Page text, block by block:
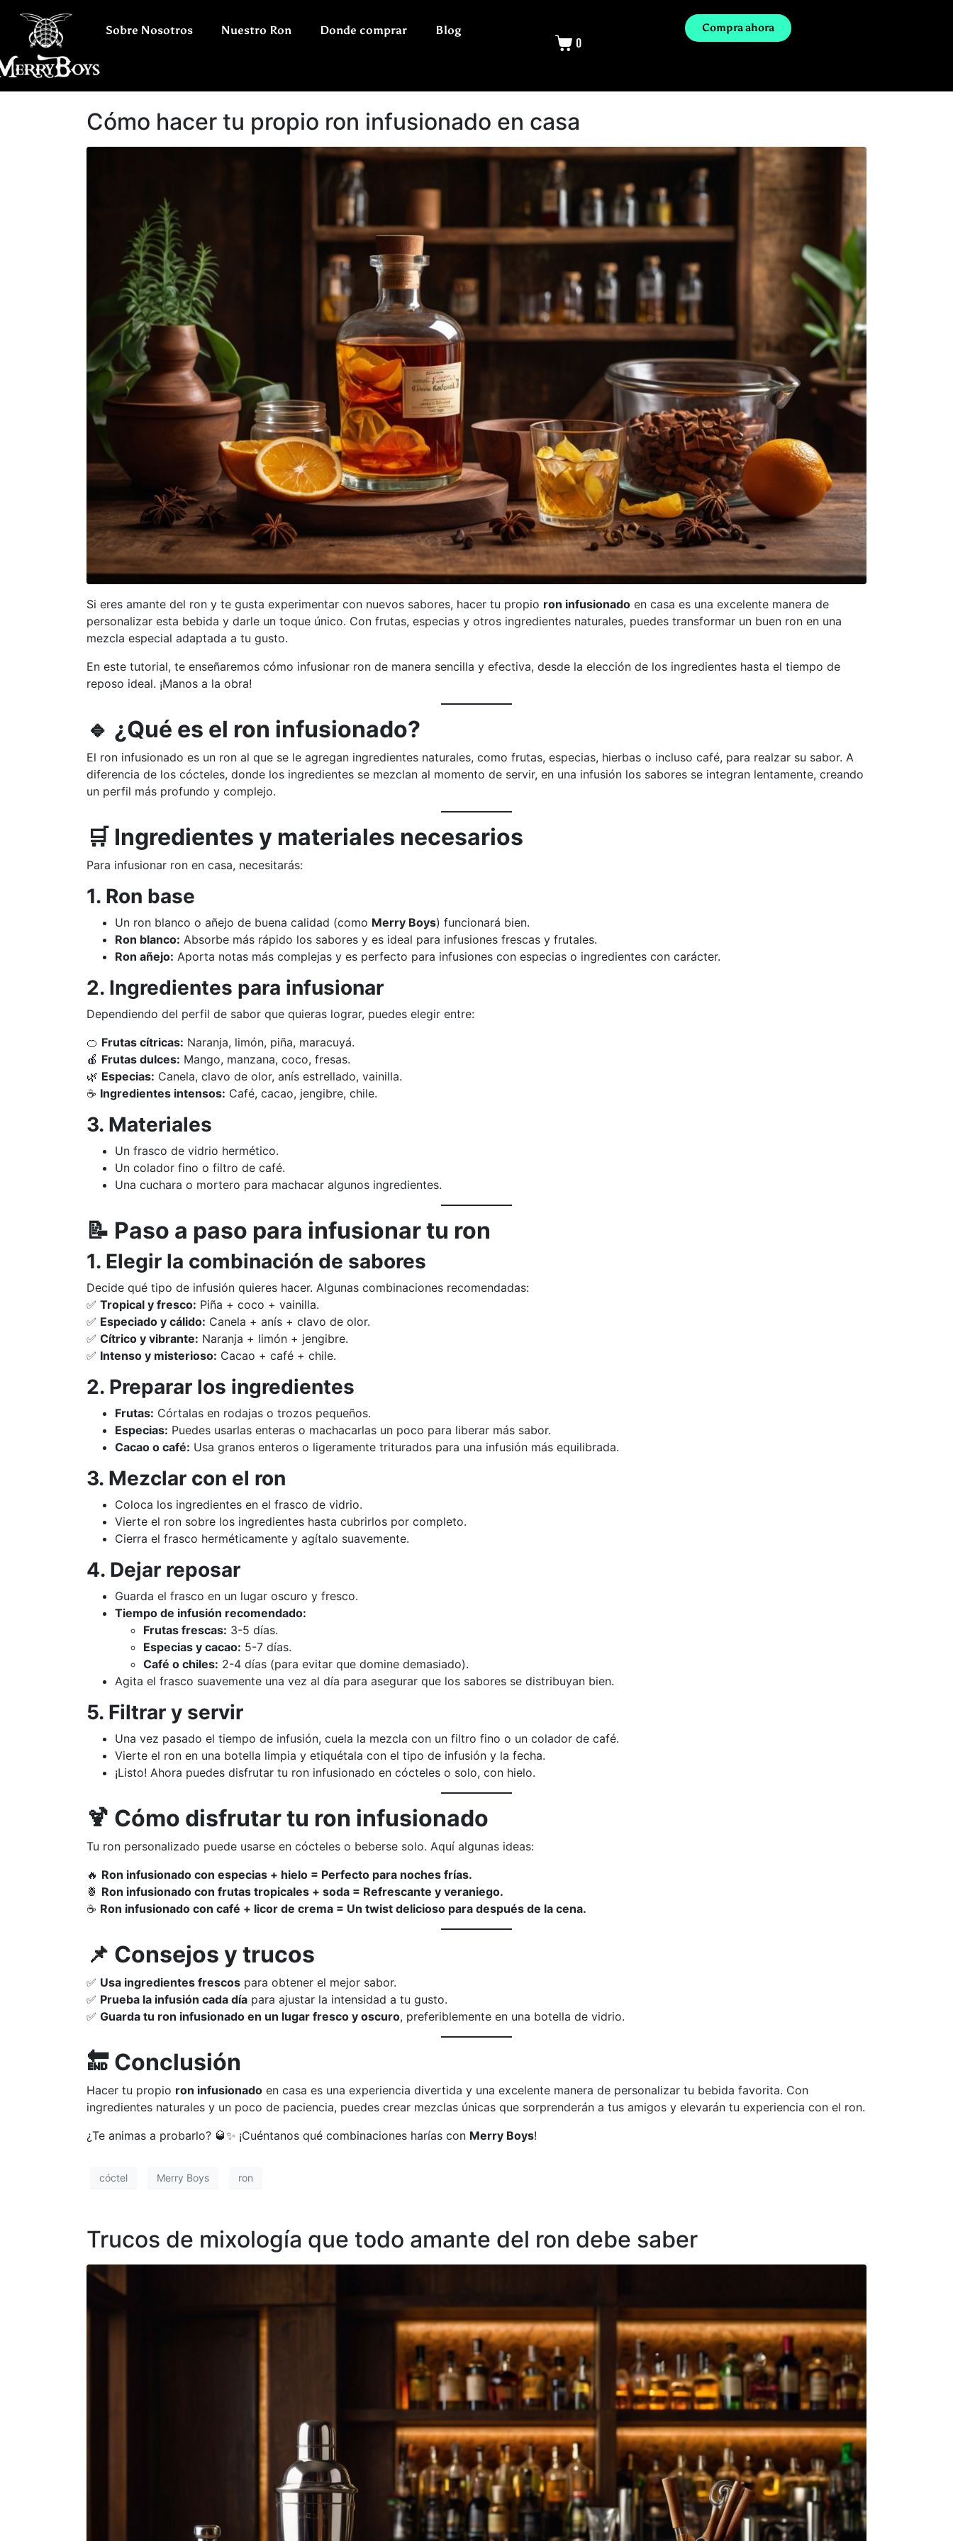
Sobre Nosotros Nuestro Ron Donde comprar Blog
0
Compra ahora
Cómo hacer tu propio ron infusionado en casa
Si eres amante del ron y te gusta experimentar con nuevos sabores, hacer tu propio ron infusionado en casa es una excelente manera de
personalizar esta bebida y darle un toque único. Con frutas, especias y otros ingredientes naturales, puedes transformar un buen ron en una
mezcla especial adaptada a tu gusto.
En este tutorial, te enseñaremos cómo infusionar ron de manera sencilla y efectiva, desde la elección de los ingredientes hasta el tiempo de
reposo ideal. ¡Manos a la obra!
🔹 ¿Qué es el ron infusionado?
El ron infusionado es un ron al que se le agregan ingredientes naturales, como frutas, especias, hierbas o incluso café, para realzar su sabor. A
diferencia de los cócteles, donde los ingredientes se mezclan al momento de servir, en una infusión los sabores se integran lentamente, creando
un perfil más profundo y complejo.
🛒 Ingredientes y materiales necesarios
Para infusionar ron en casa, necesitarás:
1. Ron base
Un ron blanco o añejo de buena calidad (como Merry Boys) funcionará bien.
Ron blanco: Absorbe más rápido los sabores y es ideal para infusiones frescas y frutales.
Ron añejo: Aporta notas más complejas y es perfecto para infusiones con especias o ingredientes con carácter.
2. Ingredientes para infusionar
Dependiendo del perfil de sabor que quieras lograr, puedes elegir entre:
🍊 Frutas cítricas: Naranja, limón, piña, maracuyá.
🍎 Frutas dulces: Mango, manzana, coco, fresas.
🌿 Especias: Canela, clavo de olor, anís estrellado, vainilla.
☕ Ingredientes intensos: Café, cacao, jengibre, chile.
3. Materiales
Un frasco de vidrio hermético.
Un colador fino o filtro de café.
Una cuchara o mortero para machacar algunos ingredientes.
📝 Paso a paso para infusionar tu ron
1. Elegir la combinación de sabores
Decide qué tipo de infusión quieres hacer. Algunas combinaciones recomendadas:
✅ Tropical y fresco: Piña + coco + vainilla.
✅ Especiado y cálido: Canela + anís + clavo de olor.
✅ Cítrico y vibrante: Naranja + limón + jengibre.
✅ Intenso y misterioso: Cacao + café + chile.
2. Preparar los ingredientes
Frutas: Córtalas en rodajas o trozos pequeños.
Especias: Puedes usarlas enteras o machacarlas un poco para liberar más sabor.
Cacao o café: Usa granos enteros o ligeramente triturados para una infusión más equilibrada.
3. Mezclar con el ron
Coloca los ingredientes en el frasco de vidrio.
Vierte el ron sobre los ingredientes hasta cubrirlos por completo.
Cierra el frasco herméticamente y agítalo suavemente.
4. Dejar reposar
Guarda el frasco en un lugar oscuro y fresco.
Tiempo de infusión recomendado:
Frutas frescas: 3-5 días.
Especias y cacao: 5-7 días.
Café o chiles: 2-4 días (para evitar que domine demasiado).
Agita el frasco suavemente una vez al día para asegurar que los sabores se distribuyan bien.
5. Filtrar y servir
Una vez pasado el tiempo de infusión, cuela la mezcla con un filtro fino o un colador de café.
Vierte el ron en una botella limpia y etiquétala con el tipo de infusión y la fecha.
¡Listo! Ahora puedes disfrutar tu ron infusionado en cócteles o solo, con hielo.
🍹 Cómo disfrutar tu ron infusionado
Tu ron personalizado puede usarse en cócteles o beberse solo. Aquí algunas ideas:
🔥 Ron infusionado con especias + hielo = Perfecto para noches frías.
🍍 Ron infusionado con frutas tropicales + soda = Refrescante y veraniego.
☕ Ron infusionado con café + licor de crema = Un twist delicioso para después de la cena.
📌 Consejos y trucos
✅ Usa ingredientes frescos para obtener el mejor sabor.
✅ Prueba la infusión cada día para ajustar la intensidad a tu gusto.
✅ Guarda tu ron infusionado en un lugar fresco y oscuro, preferiblemente en una botella de vidrio.
🔚 Conclusión
Hacer tu propio ron infusionado en casa es una experiencia divertida y una excelente manera de personalizar tu bebida favorita. Con
ingredientes naturales y un poco de paciencia, puedes crear mezclas únicas que sorprenderán a tus amigos y elevarán tu experiencia con el ron.
¿Te animas a probarlo? 🥃✨ ¡Cuéntanos qué combinaciones harías con Merry Boys!
cóctel Merry Boys ron
Trucos de mixología que todo amante del ron debe saber